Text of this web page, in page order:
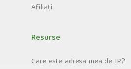
Afiliați
Resurse
Care este adresa mea de IP?